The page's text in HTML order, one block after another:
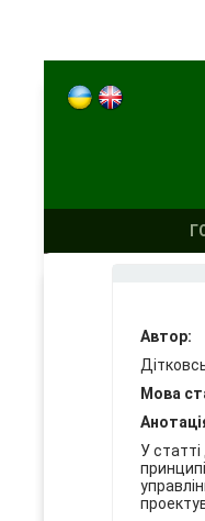
Автор:
Мова
У